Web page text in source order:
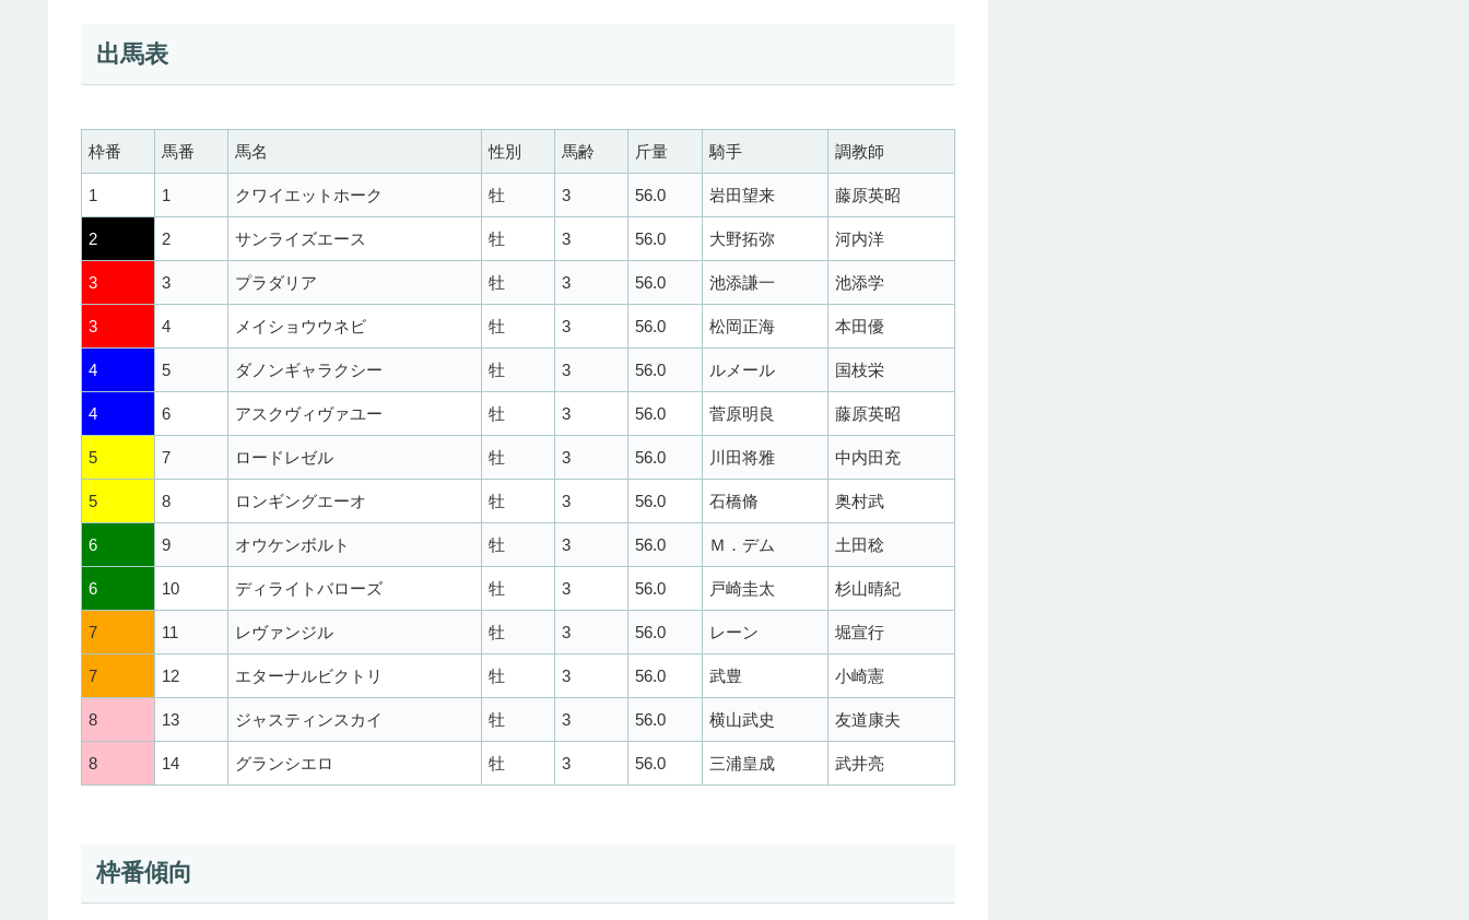
出馬表
枠番 馬番 馬名 性別 馬齢 斤量 騎手 調教師
1 1 クワイエットホーク 牡 3 56.0 岩田望来 藤原英昭
2 2 サンライズエース 牡 3 56.0 大野拓弥 河内洋
3 3 プラダリア 牡 3 56.0 池添謙一 池添学
3 4 メイショウウネビ 牡 3 56.0 松岡正海 本田優
4 5 ダノンギャラクシー 牡 3 56.0 ルメール 国枝栄
4 6 アスクヴィヴァユー 牡 3 56.0 菅原明良 藤原英昭
5 7 ロードレゼル 牡 3 56.0 川田将雅 中内田充
5 8 ロンギングエーオ 牡 3 56.0 石橋脩 奥村武
6 9 オウケンボルト 牡 3 56.0 Ｍ．デム 土田稔
6 10 ディライトバローズ 牡 3 56.0 戸崎圭太 杉山晴紀
7 11 レヴァンジル 牡 3 56.0 レーン 堀宣行
7 12 エターナルビクトリ 牡 3 56.0 武豊 小崎憲
8 13 ジャスティンスカイ 牡 3 56.0 横山武史 友道康夫
8 14 グランシエロ 牡 3 56.0 三浦皇成 武井亮
枠番傾向